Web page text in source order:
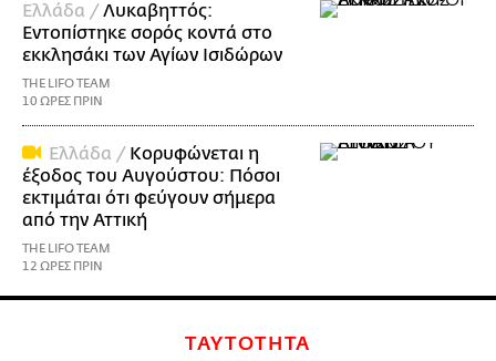
Ελλάδα /Λυκαβηττός:
Εντοπίστηκε σορός κοντά στο
εκκλησάκι των Αγίων Ισιδώρων
THE LIFO TEAM
10 ΩΡΕΣ ΠΡΙΝ
Ελλάδα / Κορυφώνεται η
έξοδος του Αυγούστου: Πόσοι
εκτιμάται ότι φεύγουν σήμερα
από την Αττική
THE LIFO TEAM
12 ΩΡΕΣ ΠΡΙΝ
ΤΑΥΤΟΤΗΤΑ